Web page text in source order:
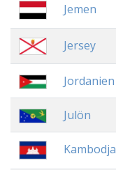
Jemen
Jersey
Jordanien
Julön
Kambodja